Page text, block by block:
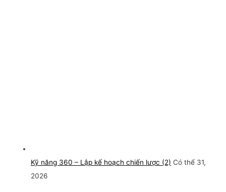
Kỹ năng 360 – Lập kế hoạch chiến lược (2) Có thể 31,
2026